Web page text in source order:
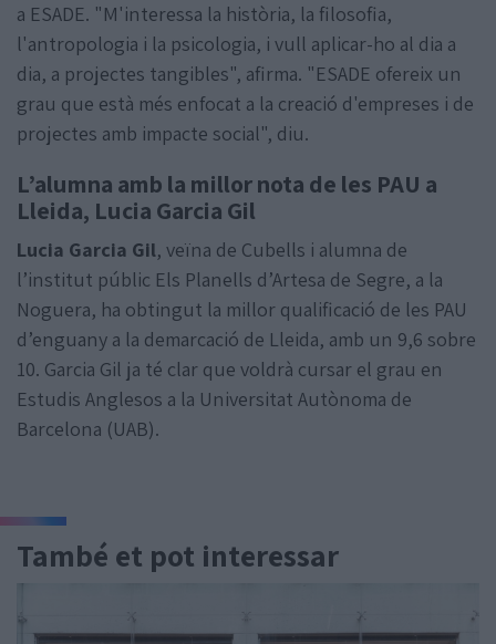
a ESADE. "M'interessa la història, la filosofia,
l'antropologia i la psicologia, i vull aplicar-ho al dia a
dia, a projectes tangibles", afirma. "ESADE ofereix un
grau que està més enfocat a la creació d'empreses i de
projectes amb impacte social", diu.
L’alumna amb la millor nota de les PAU a
Lleida, Lucia Garcia Gil
Lucia Garcia Gil, veïna de Cubells i alumna de
l’institut públic Els Planells d’Artesa de Segre, a la
Noguera, ha obtingut la millor qualificació de les PAU
d’enguany a la demarcació de Lleida, amb un 9,6 sobre
10. Garcia Gil ja té clar que voldrà cursar el grau en
Estudis Anglesos a la Universitat Autònoma de
Barcelona (UAB).
També et pot interessar